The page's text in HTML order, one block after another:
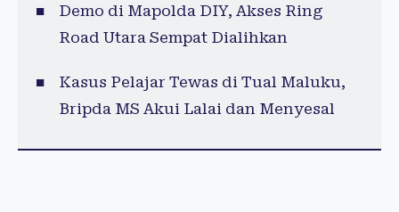
Demo di Mapolda DIY, Akses Ring
Road Utara Sempat Dialihkan
Kasus Pelajar Tewas di Tual Maluku,
Bripda MS Akui Lalai dan Menyesal